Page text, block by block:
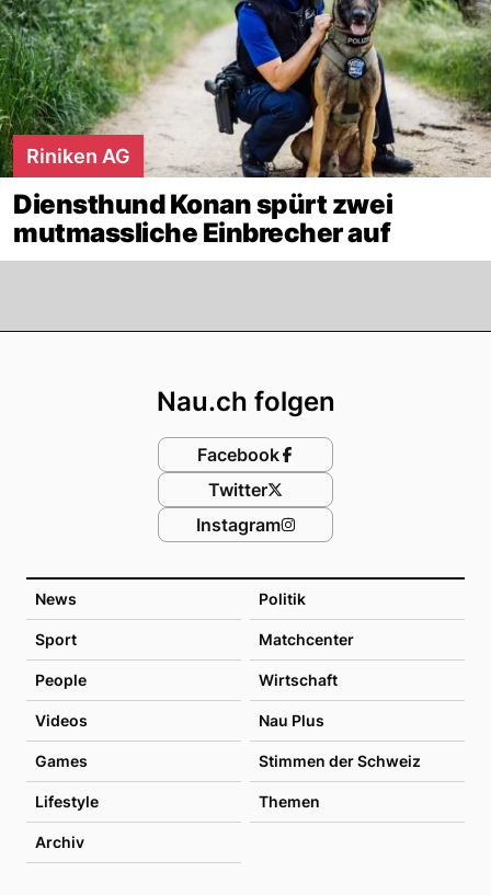
Riniken AG
Diensthund Konan spürt zwei
mutmassliche Einbrecher auf
News Politik
Sport Matchcenter
People Wirtschaft
Videos Nau Plus
Games Stimmen der Schweiz
Lifestyle Themen
Archiv
Nau.ch folgen
Facebook
Twitter
Instagram